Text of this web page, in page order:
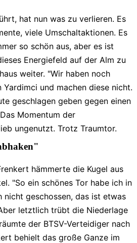
hat nun was zu verlieren. Es
viele Umschaltaktionen. Es
so schön aus, aber es ist
Energiefeld auf der Alm zu
weiter. "Wir haben noch
Yardimci und machen diese nicht.
geschlagen geben gegen einen
Momentum der
ungenutzt. Trotz Traumtor.
hämmerte die Kugel aus
"So ein schönes Tor habe ich in
nicht geschossen, das ist etwas
letztlich trübt die Niederlage
der BTSV-Verteidiger nach
behielt das große Ganze im